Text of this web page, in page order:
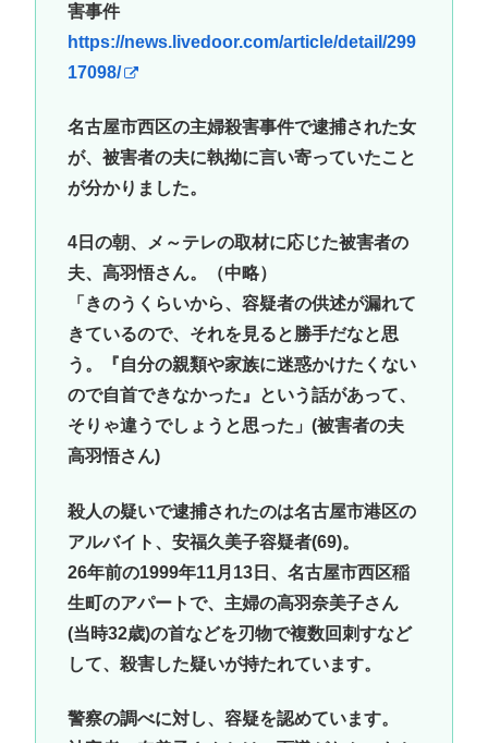
害事件
https://news.livedoor.com/article/detail/299
17098/
名古屋市西区の主婦殺害事件で逮捕された女
が、被害者の夫に執拗に言い寄っていたこと
が分かりました。
4日の朝、メ～テレの取材に応じた被害者の
夫、高羽悟さん。（中略）
「きのうくらいから、容疑者の供述が漏れて
きているので、それを見ると勝手だなと思
う。『自分の親類や家族に迷惑かけたくない
ので自首できなかった』という話があって、
そりゃ違うでしょうと思った」(被害者の夫
高羽悟さん)
殺人の疑いで逮捕されたのは名古屋市港区の
アルバイト、安福久美子容疑者(69)。
26年前の1999年11月13日、名古屋市西区稲
生町のアパートで、主婦の高羽奈美子さん
(当時32歳)の首などを刃物で複数回刺すなど
して、殺害した疑いが持たれています。
警察の調べに対し、容疑を認めています。